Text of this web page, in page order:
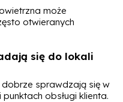
może
otwieranych
się do lokali
sprawdzają się w
obsługi klienta.